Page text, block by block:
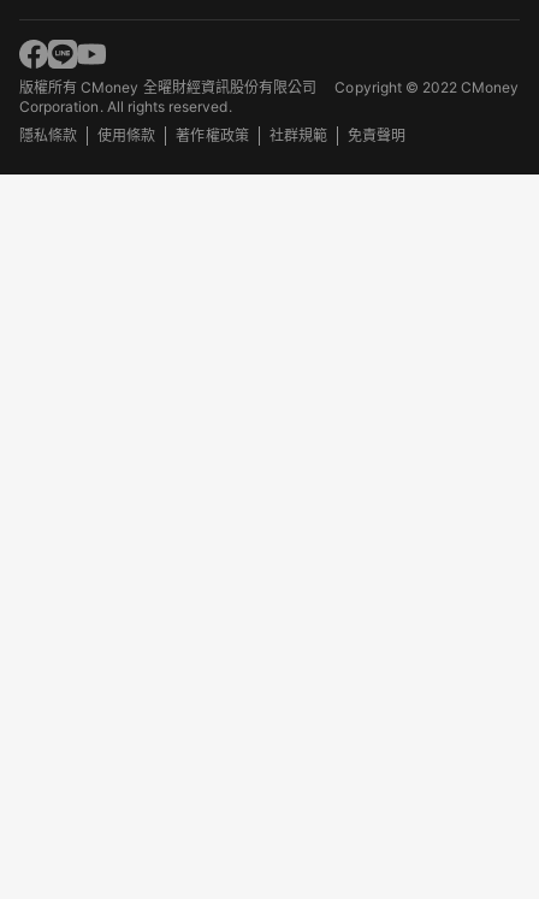
版權所有 CMoney 全曜財經資訊股份有限公司Copyright © 2022 CMoney
Corporation. All rights reserved.
隱私條款
使用條款 著作權政策 社群規範 免責聲明